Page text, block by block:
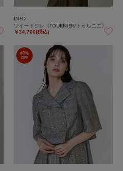
INED
ツイードジレ《TOURNIER/トゥルニエ》
￥34,760(税込)
60%
OFF